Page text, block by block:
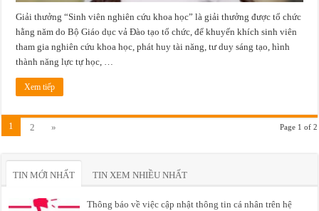
Giải thưởng “Sinh viên nghiên cứu khoa học” là giải thưởng được tổ chức
hằng năm do Bộ Giáo dục vả Đào tạo tổ chức, để khuyến khích sinh viên
tham gia nghiên cứu khoa học, phát huy tài năng, tư duy sáng tạo, hình
thành năng lực tự học, …
Xem tiếp
Page 1 of 2
1 2 »
TIN MỚI NHẤT TIN XEM NHIỀU NHẤT
Thông báo về việc cập nhật thông tin cá nhân trên hệ